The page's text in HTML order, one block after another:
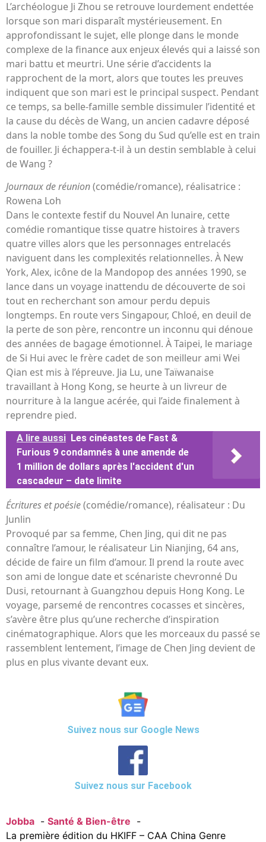
L’archéologue Ji Zhou se retrouve lourdement endettée
lorsque son mari disparaît mystérieusement. En
approfondissant le sujet, elle plonge dans le monde
complexe de la finance aux enjeux élevés qui a laissé son
mari battu et meurtri. Une série d’accidents la
rapprochent de la mort, alors que toutes les preuves
indiquent que son mari est le principal suspect. Pendant
ce temps, sa belle-famille semble dissimuler l’identité et
la cause du décès de Wang, un ancien cadavre déposé
dans la noble tombe des Song du Sud qu’elle est en train
de fouiller. Ji échappera-t-il à un destin semblable à celui
de Wang ?
Journaux de réunion(comédie/romance), réalisatrice :
Rowena Loh
Dans le contexte festif du Nouvel An lunaire, cette
comédie romantique tisse quatre histoires à travers
quatre villes alors que les personnages entrelacés
naviguent dans les complexités relationnelles. À New
York, Alex, icône de la Mandopop des années 1990, se
lance dans un voyage inattendu de découverte de soi
tout en recherchant son amour perdu depuis
longtemps. En route vers Singapour, Chloé, en deuil de
la perte de son père, rencontre un inconnu qui dénoue
des années de bagage émotionnel. À Taipei, le mariage
de Si Hui avec le frère cadet de son meilleur ami Wei
Qian est mis à l’épreuve. Jia Lu, une Taïwanaise
travaillant à Hong Kong, se heurte à un livreur de
nourriture à la langue acérée, qui l’aide finalement à
reprendre pied.
A lire aussi Les cinéastes de Fast &
Furious 9 condamnés à une amende de
1 million de dollars après l'accident d'un
cascadeur – date limite
Écritures et poésie(comédie/romance), réalisateur : Du
Junlin
Provoqué par sa femme, Chen Jing, qui dit ne pas
connaître l’amour, le réalisateur Lin Nianjing, 64 ans,
décide de faire un film d’amour. Il prend la route avec
son ami de longue date et scénariste chevronné Du
Dusi, retournant à Guangzhou depuis Hong Kong. Le
voyage, parsemé de rencontres cocasses et sincères,
s’avère être plus qu’une recherche d’inspiration
cinématographique. Alors que les morceaux du passé se
rassemblent lentement, l’image de Chen Jing devient de
plus en plus vivante devant eux.
Suivez nous sur Google News
Suivez nous sur Facebook
Jobba
Santé & Bien-être
La première édition du HKIFF – CAA China Genre